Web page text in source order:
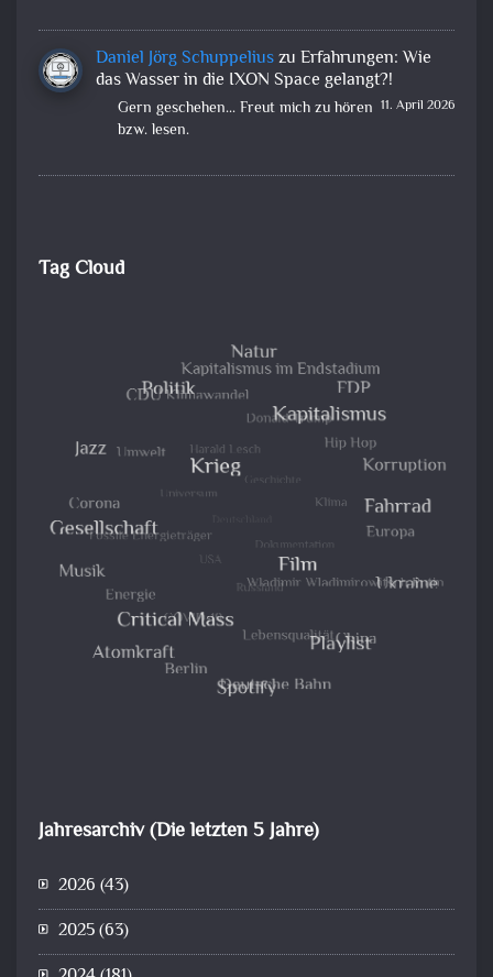
Daniel Jörg Schuppeliuszu Erfahrungen: Wie
das Wasser in die IXON Space gelangt?!
11. April 2026
Gern geschehen... Freut mich zu hören
bzw. lesen.
Tag Cloud
Jahresarchiv (Die letzten 5 Jahre)
2026 (43)
2025(63)